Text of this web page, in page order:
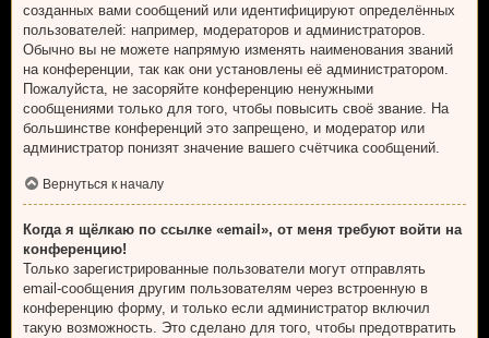
созданных вами сообщений или идентифицируют определённых
пользователей: например, модераторов и администраторов.
Обычно вы не можете напрямую изменять наименования званий
на конференции, так как они установлены её администратором.
Пожалуйста, не засоряйте конференцию ненужными
сообщениями только для того, чтобы повысить своё звание. На
большинстве конференций это запрещено, и модератор или
администратор понизят значение вашего счётчика сообщений.
Вернуться к началу
Когда я щёлкаю по ссылке «email», от меня требуют войти на
конференцию!
Только зарегистрированные пользователи могут отправлять
email-сообщения другим пользователям через встроенную в
конференцию форму, и только если администратор включил
такую возможность. Это сделано для того, чтобы предотвратить